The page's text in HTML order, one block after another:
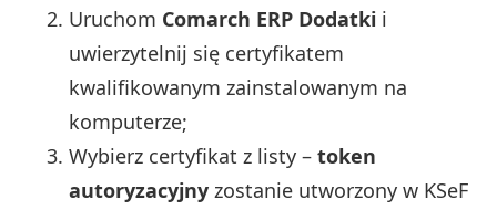
Uruchom Comarch ERP Dodatki i
uwierzytelnij się certyfikatem
kwalifikowanym zainstalowanym na
komputerze;
Wybierz certyfikat z listy –token
autoryzacyjny zostanie utworzony w KSeF